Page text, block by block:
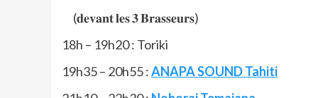
(𝐝𝐞𝐯𝐚𝐧𝐭 𝐥𝐞𝐬 𝟑 𝐁𝐫𝐚𝐬𝐬𝐞𝐮𝐫𝐬)
18h – 19h20 : Toriki
19h35 – 20h55 :ANAPA SOUND Tahiti